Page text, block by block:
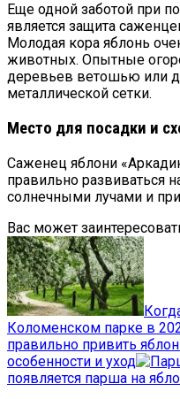
Еще одной заботой при
является защита
Молодая кора яблонь
животных. Опытные
деревьев ветошью или
металлической сетки.
Место для посадки и
Саженец яблони
правильно развиваться
солнечными лучами и
Вас может
Коломенском парке в
правильно привить
особенности и уход
появляется парша на